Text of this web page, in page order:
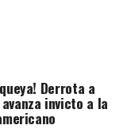
Derrota a
invicto a la